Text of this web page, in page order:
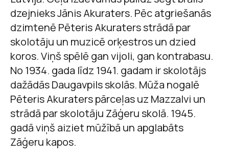
dzejnieks Jānis Akuraters. Pēc atgriešanās
dzimtenē Pēteris Akuraters strādā par
skolotāju un muzicē orķestros un dzied
koros. Viņš spēlē gan vijoli, gan kontrabasu.
No 1934. gada līdz 1941. gadam ir skolotājs
dažādās Daugavpils skolās. Mūža nogalē
Pēteris Akuraters pārceļas uz Mazzalvi un
strādā par skolotāju Zāģeru skolā. 1945.
gadā viņš aiziet mūžībā un apglabāts
Zāģeru kapos.